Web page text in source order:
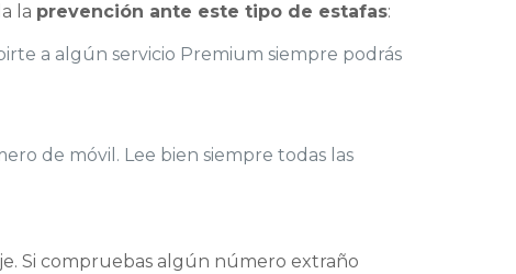
la prevención ante este tipo de estafas:
a algún servicio Premium siempre podrás
de móvil. Lee bien siempre todas las
Si compruebas algún número extraño